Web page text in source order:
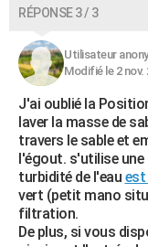
RÉPONSE 3 / 3
Utilisateur
Modifié le 2 nov.
J'ai oublié la
laver la masse de
travers le sable et
l'égout. s'utilise une
turbidité de l'eau est
vert (petit mano
filtration.
De plus, si vous